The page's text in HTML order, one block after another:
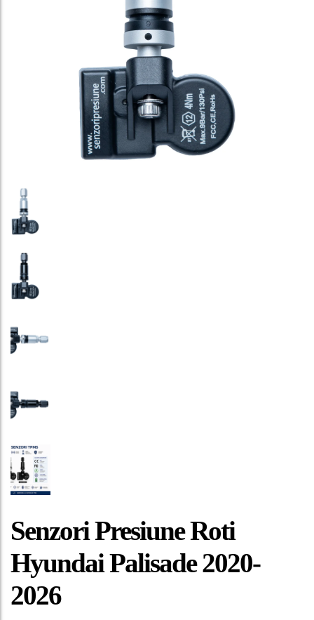
Senzori Presiune Roti
Hyundai Palisade 2020-
2026